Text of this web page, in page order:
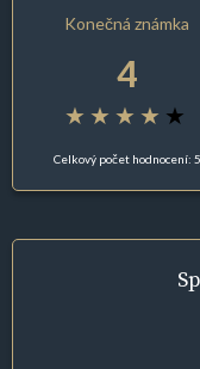
Konečná známka
4
Celkový počet hodnocení: 5